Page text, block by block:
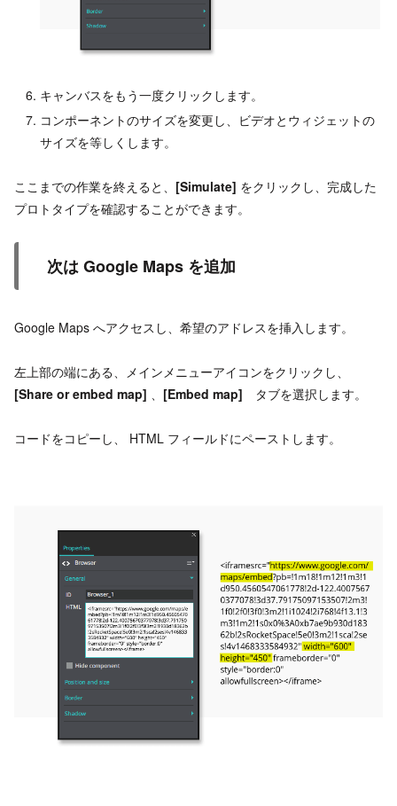
キャンバスをもう一度クリックします。
コンポーネントのサイズを変更し、ビデオとウィジェットの
サイズを等しくします。
ここまでの作業を終えると、 [Simulate] をクリックし、完成した
プロトタイプを確認することができます。
次は Google Maps を追加
Google Maps へアクセスし、希望のアドレスを挿入します。
左上部の端にある、メインメニューアイコンをクリックし、
[Share or embed map]
[Embed map] タブを選択します。
コードをコピーし、 HTML フィールドにペーストします。